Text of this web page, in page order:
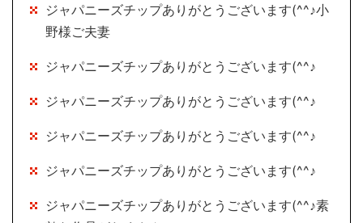
ジャパニーズチップありがとうございます(^^♪小
野様ご夫妻
ジャパニーズチップありがとうございます(^^♪
ジャパニーズチップありがとうございます(^^♪
ジャパニーズチップありがとうございます(^^♪
ジャパニーズチップありがとうございます(^^♪
ジャパニーズチップありがとうございます(^^♪素